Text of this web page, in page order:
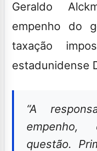
Geraldo
empenho do
taxação
estadunidense
“A
questão.